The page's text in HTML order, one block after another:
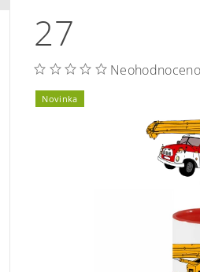
27
Neohodnoceno
Novinka